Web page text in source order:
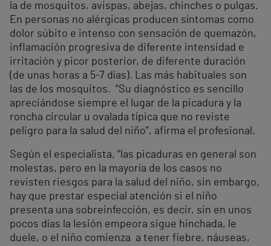
la de mosquitos, avispas, abejas, chinches o pulgas.
En personas no alérgicas producen síntomas como
dolor súbito e intenso con sensación de quemazón,
inflamación progresiva de diferente intensidad e
irritación y picor posterior, de diferente duración
(de unas horas a 5-7 días). Las más habituales son
las de los mosquitos. “Su diagnóstico es sencillo
apreciándose siempre el lugar de la picadura y la
roncha circular u ovalada típica que no reviste
peligro para la salud del niño”, afirma el profesional.
Según el especialista, “las picaduras en general son
molestas, pero en la mayoría de los casos no
revisten riesgos para la salud del niño, sin embargo,
hay que prestar especial atención si el niño
presenta una sobreinfección, es decir, sin en unos
pocos días la lesión empeora sigue hinchada, le
duele, o el niño comienza a tener fiebre, náuseas,